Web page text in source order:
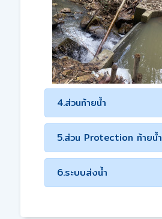
4.ส่วนท้ายน้ำ
5.ส่วน Protection ท้ายน้ำ
6.ระบบส่งน้ำ